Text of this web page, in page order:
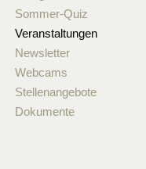
Sommer-Quiz
Veranstaltungen
Newsletter
Webcams
Stellenangebote
Dokumente